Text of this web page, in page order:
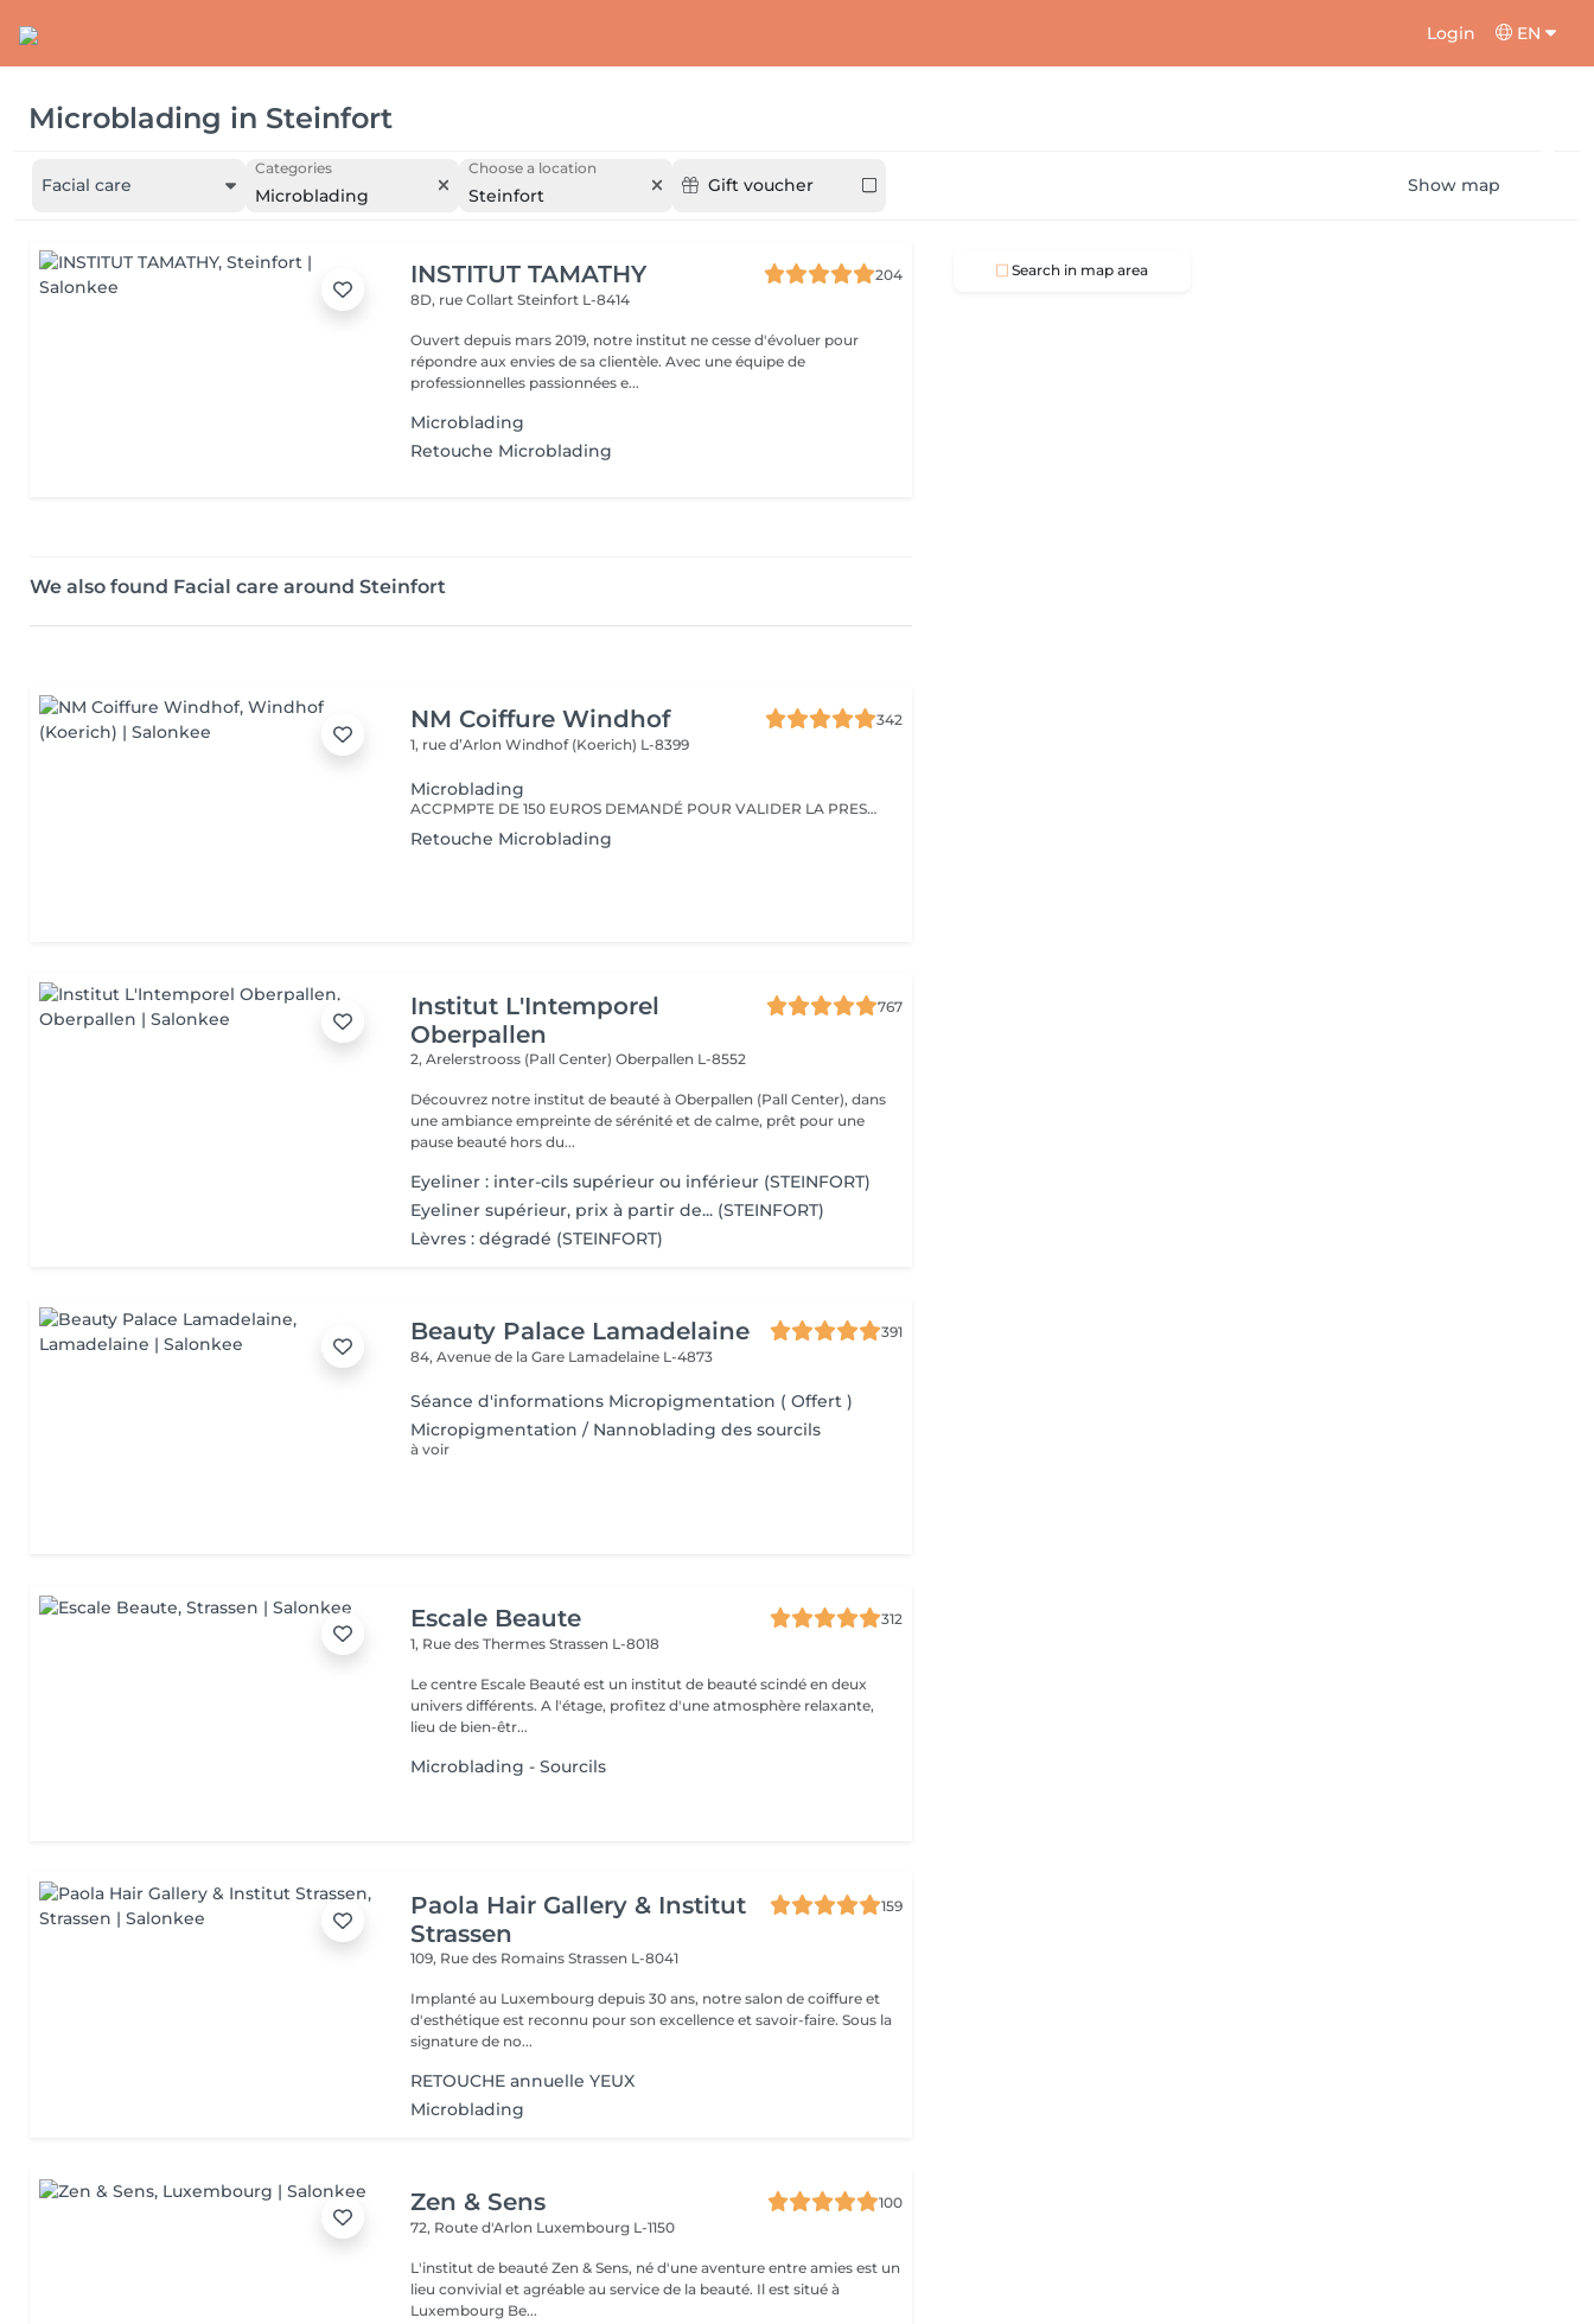
Login EN
Microblading in Steinfort
Facial care
Categories
Microblading
Choose a location
Steinfort Gift voucher Show map
INSTITUT TAMATHY
204
8D, rue CollartSteinfort L-8414
Ouvert depuis mars 2019, notre institut ne cesse d'évoluer pour
répondre aux envies de sa clientèle. Avec une équipe de
professionnelles passionnées e...
Microblading
Retouche Microblading
We also found Facial care around Steinfort
NM Coiffure Windhof
342
1, rue d’ArlonWindhof (Koerich) L-8399
Microblading
ACCPMPTE DE 150 EUROS DEMANDÉ POUR VALIDER LA PRESTATION. EN CAS D'ANNULATION, MERCI D'APPELER L'INSTITUT AU MOINS 48H À L'AVANCE.
Retouche Microblading
Institut L'Intemporel
Oberpallen
767
2, Arelerstrooss (Pall Center)Oberpallen L-8552
Découvrez notre institut de beauté à Oberpallen (Pall Center), dans
une ambiance empreinte de sérénité et de calme, prêt pour une
pause beauté hors du...
Eyeliner : inter-cils supérieur ou inférieur (STEINFORT)
Eyeliner supérieur, prix à partir de... (STEINFORT)
Lèvres : dégradé (STEINFORT)
Beauty Palace Lamadelaine
391
84, Avenue de la Gare Lamadelaine L-4873
Séance d'informations Micropigmentation ( Offert )
Micropigmentation / Nannoblading des sourcils
à voir
Escale Beaute
312
1, Rue des ThermesStrassen L-8018
Le centre Escale Beauté est un institut de beauté scindé en deux
univers différents. A l'étage, profitez d'une atmosphère relaxante,
lieu de bien-êtr...
Microblading - Sourcils
Paola Hair Gallery & Institut
Strassen
159
109, Rue des RomainsStrassen L-8041
Implanté au Luxembourg depuis 30 ans, notre salon de coiffure et
d'esthétique est reconnu pour son excellence et savoir-faire. Sous la
signature de no...
RETOUCHE annuelle YEUX
Microblading
Zen & Sens
100
72, Route d'Arlon Luxembourg L-1150
L'institut de beauté Zen & Sens, né d'une aventure entre amies est un
lieu convivial et agréable au service de la beauté. Il est situé à
Luxembourg Be...
Search in map area